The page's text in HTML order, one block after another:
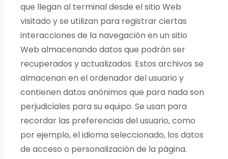
que llegan al terminal desde el sitio Web
visitado y se utilizan para registrar ciertas
interacciones de la navegación en un sitio
Web almacenando datos que podrán ser
recuperados y actualizados. Estos archivos se
almacenan en el ordenador del usuario y
contienen datos anónimos que para nada son
perjudiciales para su equipo. Se usan para
recordar las preferencias del usuario, como
por ejemplo, el idioma seleccionado, los datos
de acceso o personalización de la página.